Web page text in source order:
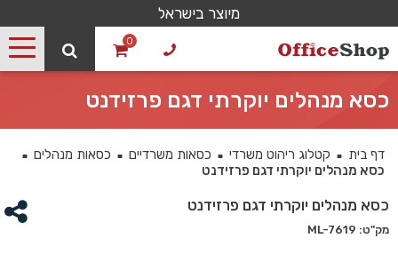
מיוצר בישראל
0
כסא מנהלים יוקרתי דגם פרזידנט
דף בית ■ קטלוג ריהוט משרדי ■ כסאות משרדיים ■ כסאות מנהלים ■
כסא מנהלים יוקרתי דגם פרזידנט
כסא מנהלים יוקרתי דגם פרזידנט
מק"ט: ML-7619